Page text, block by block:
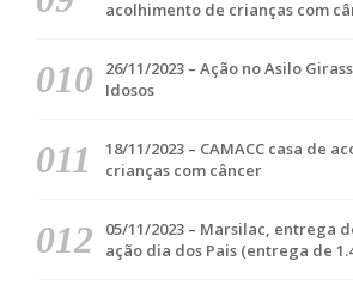
acolhimento de crianças com
26/11/2023 – Ação no Asilo
Idosos
18/11/2023 – CAMACC casa de
crianças com câncer
05/11/2023 – Marsilac, entrega
ação dia dos Pais (entrega de